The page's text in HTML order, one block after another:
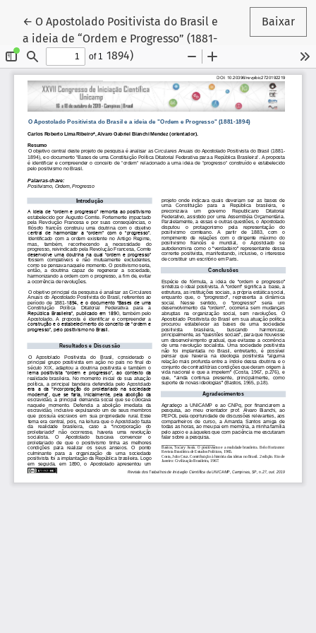
← Voltar aos Detalhes do Artigo
O Apostolado Positivista do Brasil e
a ideia de “Ordem e Progresso” (1881-
1894)
Baixar